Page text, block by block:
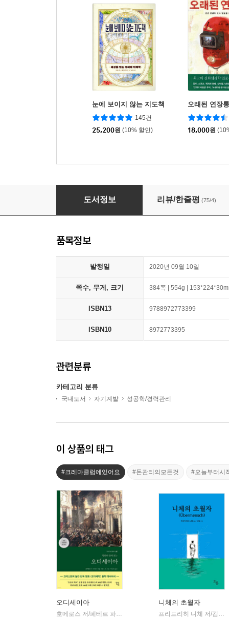
눈에 보이지 않는 지도책
145건
25,200원 (10% 할인)
오래된 연장통
18,000원
돈 버는 80가지 습관
도서정보 리뷰/한줄평 (75/4)
품목정보
발행일 2020년 09월 10일
쪽수, 무게, 크기 384쪽 | 554g |
ISBN13 9788972773399
ISBN10 8972773395
관련분류
카테고리 분류
국내도서 자기계발 성공학/경력관리
이 상품의 태그
#크레마클럽에있어요 #돈관리의모든것 #오늘부터시
오디세이아
호메로스 저/페테르 파울 루벤스 그림/박문재 역 |
현대지성
니체의 초월자
프리드리히 니체 저/김철 편역